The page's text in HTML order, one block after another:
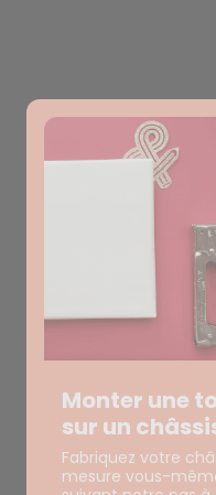
Monter une
sur un
Fabriquez votre
mesure vous-